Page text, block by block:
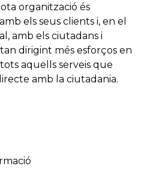
organització és
els seus clients i, en el
amb els ciutadans i
dirigint més esforços en
aquells serveis que
amb la ciutadania.